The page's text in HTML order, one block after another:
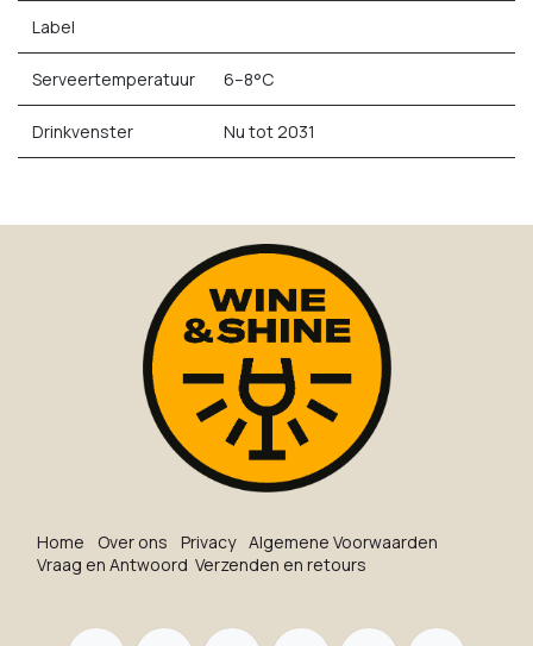
Label
Serveertemperatuur 6–8°C
Drinkvenster Nu tot 2031
Ho​me O​ve​r on​s Privacy Algemene Voorwaarden
Vraag en Antwoord Verzenden en retours